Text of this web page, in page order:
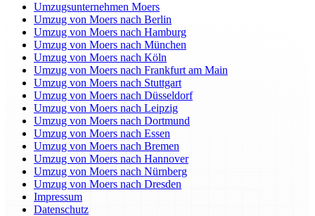
Umzugsunternehmen Moers
Umzug von Moers nach Berlin
Umzug von Moers nach Hamburg
Umzug von Moers nach München
Umzug von Moers nach Köln
Umzug von Moers nach Frankfurt am Main
Umzug von Moers nach Stuttgart
Umzug von Moers nach Düsseldorf
Umzug von Moers nach Leipzig
Umzug von Moers nach Dortmund
Umzug von Moers nach Essen
Umzug von Moers nach Bremen
Umzug von Moers nach Hannover
Umzug von Moers nach Nürnberg
Umzug von Moers nach Dresden
Impressum
Datenschutz